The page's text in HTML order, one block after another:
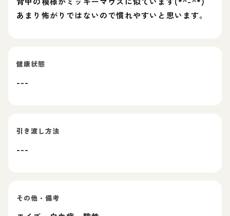
あまり怖がりではないので慣れやすいと思います。
健康状態
---
引き渡し方法
---
その他・備考